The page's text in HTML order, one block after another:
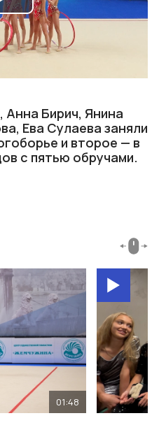
Play
Video
Анна Бирич, Янина
Ева Сулаева заняли
и второе — в
с пятью обручами.
01:48